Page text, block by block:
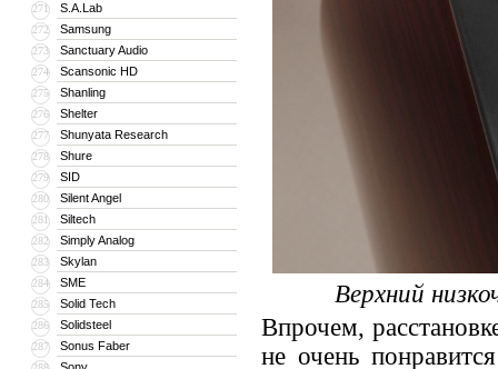
271 S.A.Lab
272 Samsung
273 Sanctuary Audio
274 Scansonic HD
275 Shanling
276 Shelter
277 Shunyata Research
278 Shure
279 SID
280 Silent Angel
281 Siltech
282 Simply Analog
283 Skylan
284 SME
285 Solid Tech
286 Solidsteel
287 Sonus Faber
Верхний
Впрочем,
не очень